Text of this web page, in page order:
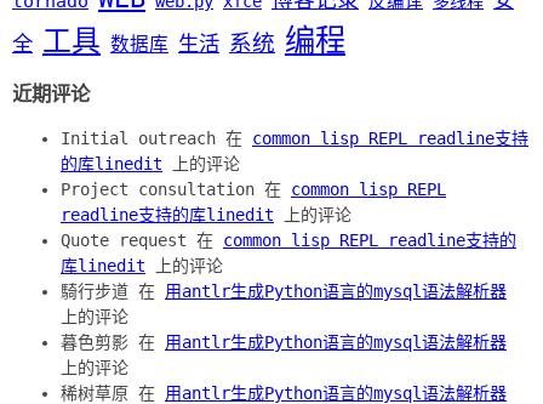
全 工具 数据库 生活 系统 编程
近期评论
Initial outreach 在 common lisp REPL readline支持
的库linedit 上的评论
Project consultation 在 common lisp REPL
readline支持的库linedit 上的评论
Quote request 在 common lisp REPL readline支持的
库linedit 上的评论
騎行步道 在 用antlr生成Python语言的mysql语法解析器
上的评论
暮色剪影 在 用antlr生成Python语言的mysql语法解析器
上的评论
稀树草原 在 用antlr生成Python语言的mysql语法解析器